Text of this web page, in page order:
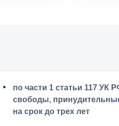
по части 1 статьи 117 УК
свободы,
на срок до трех лет